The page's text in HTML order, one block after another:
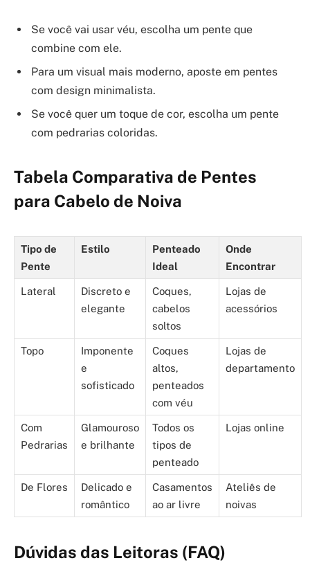
Se você vai usar véu, escolha um pente que
combine com ele.
Para um visual mais moderno, aposte em pentes
com design minimalista.
Se você quer um toque de cor, escolha um pente
com pedrarias coloridas.
Tabela Comparativa de Pentes
para Cabelo de Noiva
Tipo de
Pente
Estilo
Penteado
Ideal
Onde
Encontrar
Lateral
Discreto e
elegante
Coques,
cabelos
soltos
Lojas de
acessórios
Topo
Imponente
e
sofisticado
Coques
altos,
penteados
com véu
Lojas de
departamento
Com
Pedrarias
Glamouroso
e brilhante
Todos os
tipos de
penteado
Lojas online
De Flores
Delicado e
romântico
Casamentos
ao ar livre
Ateliês de
noivas
Dúvidas das Leitoras (FAQ)